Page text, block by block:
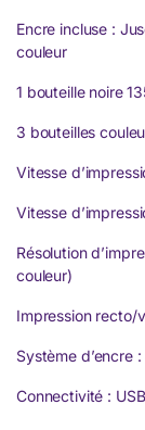
Encre incluse :
couleur
1 bouteille noire
3 bouteilles
Vitesse
Vitesse
Résolution
couleur)
Impression recto/
Système d’encre
Connectivité :